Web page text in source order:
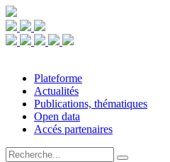
Plateforme
Actualités
Publications, thématiques
Open data
Accés partenaires